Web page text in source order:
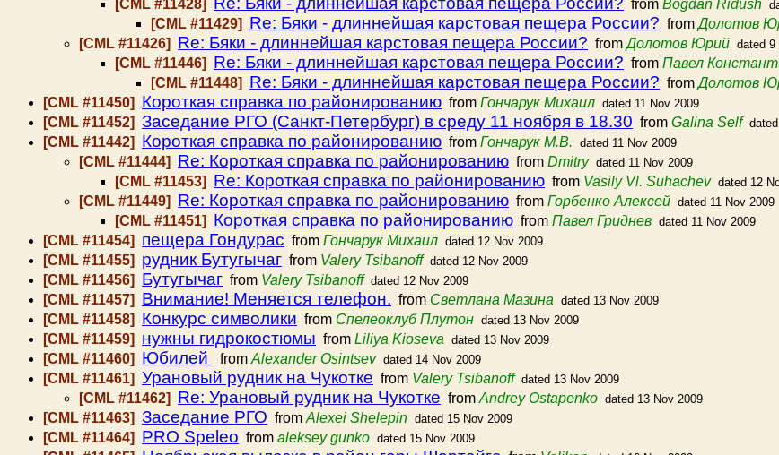
[CML #11428] from Bogdan Ridush
[CML #11429] Re: Бяки - длиннейшая карстовая пещера России? fromДолотов
[CML #11426] Re: Бяки - длиннейшая карстовая пещера России? fromДолотов Юрий dated 9
[CML #11446] Re: Бяки - длиннейшая карстовая пещера России? from Павел
[CML #11448] Re: Бяки - длиннейшая карстовая пещера России? fromДолотов
[CML #11450] Короткая справка по районированию from Гончарук Михаил dated 11 Nov 2009
[CML #11452] Заседание РГО (Санкт-Петербург) в среду 11 ноября в 18.30 from Galina Self
[CML #11442] Короткая справка по районированию from Гончарук М.В. dated 11 Nov 2009
[CML #11444] Re: Короткая справка по районированию from Dmitry dated 11 Nov 2009
[CML #11453] Re: Короткая справка по районированию from Vasily Vl. Suhachev dated 12
[CML #11449] Re: Короткая справка по районированию from Горбенко Алексей dated 11 Nov 2009
[CML #11451] Короткая справка по районированию from Павел Гриднев dated 11 Nov 2009
[CML #11454] пещера Гондурас from Гончарук Михаил dated 12 Nov 2009
[CML #11455] рудник Бутугычаг from Valery Tsibanoff dated 12 Nov 2009
[CML #11456] Бутугычаг from Valery Tsibanoff dated 12 Nov 2009
[CML #11457] Внимание! Меняется телефон. from Светлана Мазина dated 13 Nov 2009
[CML #11458] Конкурс символики from Спелеоклуб Плутон dated 13 Nov 2009
[CML #11459] нужны гидрокостюмы from Liliya Kioseva dated 13 Nov 2009
[CML #11460] Юбилей from Alexander Osintsev dated 14 Nov 2009
[CML #11461] Урановый рудник на Чукотке from Valery Tsibanoff dated 13 Nov 2009
[CML #11462] Re: Урановый рудник на Чукотке from Andrey Ostapenko dated 13 Nov 2009
[CML #11463] Заседание РГО from Alexei Shelepin dated 15 Nov 2009
[CML #11464] PRO Speleo from aleksey gunko dated 15 Nov 2009